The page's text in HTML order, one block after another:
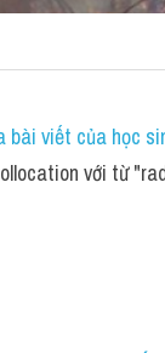
viết của học
với từ